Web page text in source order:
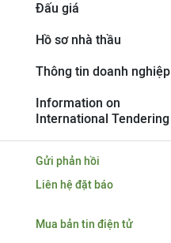
Đấu giá
Hồ sơ nhà thầu
Thông tin doanh nghiệp
Information on
International Tendering
Gửi phản hồi
Liên hệ đặt báo
Mua bản tin điện tử